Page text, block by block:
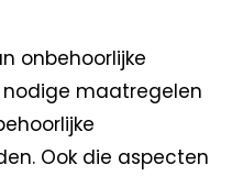
onbehoorlijke
maatregelen
Ook die aspecten